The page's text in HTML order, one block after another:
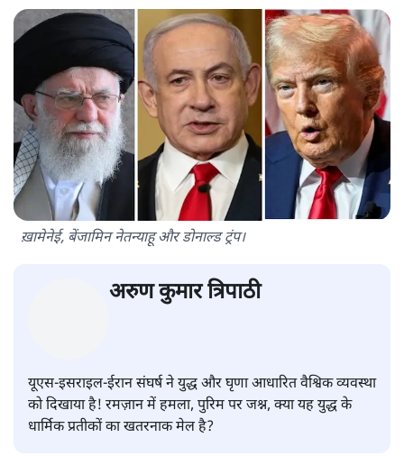
ख़ामेनेई, बेंजामिन नेतन्याहू और डोनाल्ड ट्रंप।
अरुण कुमार त्रिपाठी
यूएस-इसराइल-ईरान संघर्ष ने युद्ध और घृणा आधारित वैश्विक व्यवस्था
को दिखाया है! रमज़ान में हमला, पुरिम पर जश्न, क्या यह युद्ध के
धार्मिक प्रतीकों का खतरनाक मेल है?